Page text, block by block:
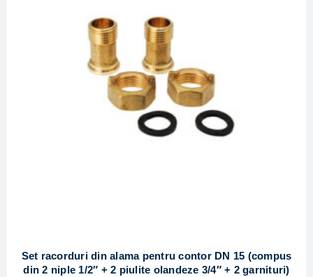
Set racorduri din alama pentru contor DN 15 (compus
din 2 niple 1/2″ + 2 piulite olandeze 3/4″ + 2 garnituri)